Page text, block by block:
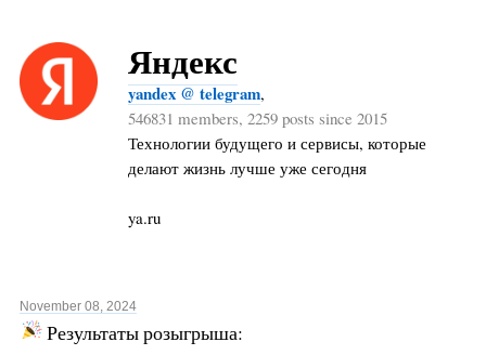
Яндекс
yandex @ telegram,
546831 members, 2259 posts since 2015
Технологии будущего и сервисы, которые
делают жизнь лучше уже сегодня
ya.ru
November 08, 2024
Результаты розыгрыша: